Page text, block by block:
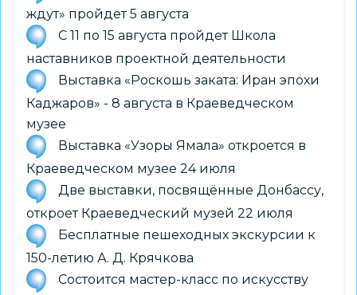
ждут» пройдет 5 августа
С 11 по 15 августа пройдет Школа
наставников проектной деятельности
Выставка «Роскошь заката: Иран эпохи
Каджаров» - 8 августа в Краеведческом
музее
Выставка «Узоры Ямала» откроется в
Краеведческом музее 24 июля
Две выставки, посвящённые Донбассу,
откроет Краеведческий музей 22 июля
Бесплатные пешеходных экскурсии к
150-летию А. Д. Крячкова
Состоится мастер-класс по искусству